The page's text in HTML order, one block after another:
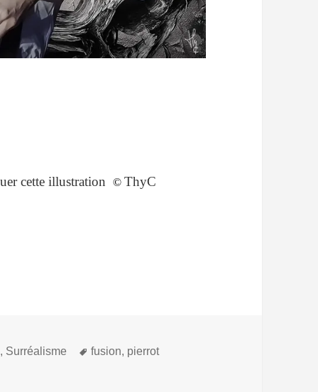
cette illustration©ThyC
, Surréalisme
Mots-
fusion, pierrot